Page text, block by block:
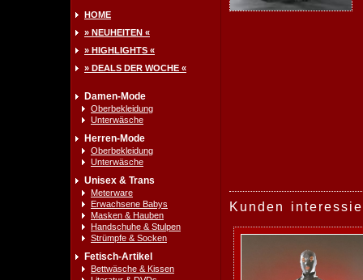
HOME
» NEUHEITEN «
» HIGHLIGHTS «
» DEALS DER WOCHE «
Damen-Mode
Oberbekleidung
Unterwäsche
Herren-Mode
Oberbekleidung
Unterwäsche
Unisex & Trans
Meterware
Erwachsene Babys
Masken & Hauben
Handschuhe & Stulpen
Strümpfe & Socken
Fetisch-Artikel
Bettwäsche & Kissen
Kunden